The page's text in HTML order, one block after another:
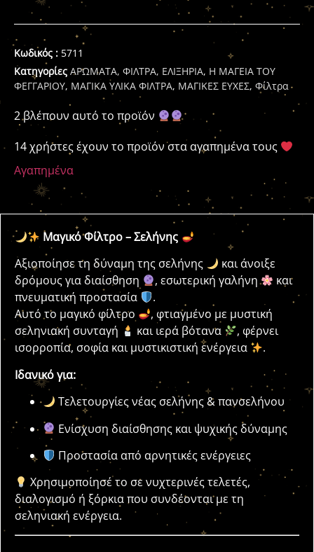
Κωδικός : 5711
Κατηγορίες ΑΡΩΜΑΤΑ, ΦΙΛΤΡΑ, ΕΛΙΞΗΡΙΑ, Η ΜΑΓΕΙΑ ΤΟΥ
ΦΕΓΓΑΡΙΟΥ, ΜΑΓΙΚΑ ΥΛΙΚΑ ΦΙΛΤΡΑ, ΜΑΓΙΚΕΣ ΕΥΧΕΣ, Φίλτρα
2 βλέπουν αυτό το προϊόν
14 χρήστες έχουν το προϊόν στα αγαπημένα τους
Αγαπημένα
Μαγικό Φίλτρο – Σελήνης
Αξιοποίησε τη δύναμη της σελήνης
και άνοιξε
δρόμους για διαίσθηση
, εσωτερική γαλήνη
και
πνευματική προστασία
.
Αυτό το μαγικό φίλτρο
, φτιαγμένο με μυστική
σεληνιακή συνταγή
και ιερά βότανα
, φέρνει
ισορροπία, σοφία και μυστικιστική ενέργεια
.
Ιδανικό για:
Τελετουργίες νέας σελήνης & πανσελήνου
Ενίσχυση διαίσθησης και ψυχικής δύναμης
Προστασία από αρνητικές ενέργειες
Χρησιμοποίησέ το σε νυχτερινές τελετές,
διαλογισμό ή ξόρκια που συνδέονται με τη
σεληνιακή ενέργεια.